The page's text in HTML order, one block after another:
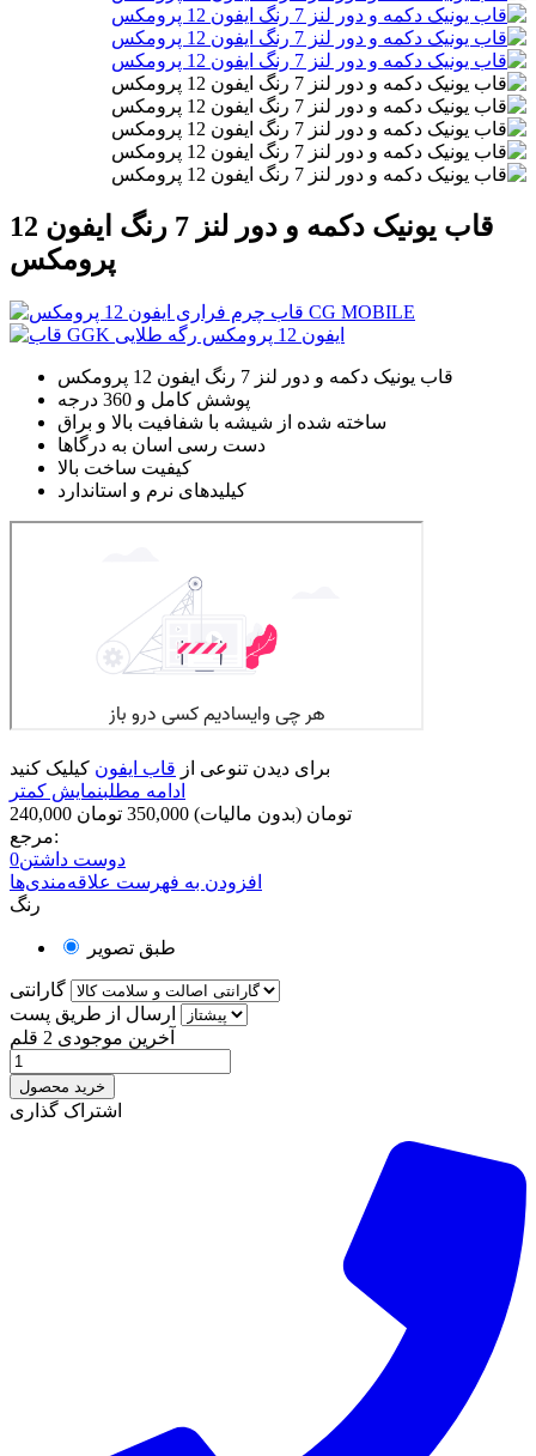
قاب یونیک دکمه و دور لنز 7 رنگ ایفون 12
پرومکس
قاب یونیک دکمه و دور لنز 7 رنگ ایفون 12 پرومکس
پوشش کامل و 360 درجه
ساخته شده از شیشه با شفافیت بالا و براق
دست رسی اسان به درگاها
کیفیت ساخت بالا
کیلیدهای نرم و استاندارد
برای دیدن تنوعی از قاب ایفون کیلیک کنید
ادامه مطلبنمایش کمتر
240,000 تومان (بدون مالیات) 350,000 تومان
مرجع:
دوست داشتن0
افزودن به فهرست علاقه‌مندی‌ها
رنگ
طبق تصویر
گارانتی
ارسال از طریق پست
آخرین موجودی 2 قلم
خرید محصول
اشتراک گذاری